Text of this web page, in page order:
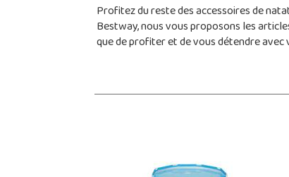
Profitez du reste des accessoires de
Bestway, nous vous proposons les
que de profiter et de vous détendre